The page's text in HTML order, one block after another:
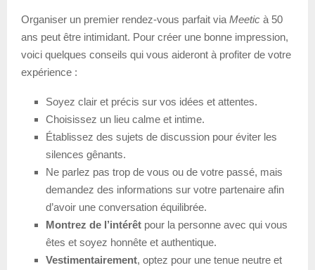
Organiser un premier rendez-vous parfait via Meetic à 50
ans peut être intimidant. Pour créer une bonne impression,
voici quelques conseils qui vous aideront à profiter de votre
expérience :
Soyez clair et précis sur vos idées et attentes.
Choisissez un lieu calme et intime.
Établissez des sujets de discussion pour éviter les
silences gênants.
Ne parlez pas trop de vous ou de votre passé, mais
demandez des informations sur votre partenaire afin
d’avoir une conversation équilibrée.
Montrez de l’intérêt pour la personne avec qui vous
êtes et soyez honnête et authentique.
Vestimentairement, optez pour une tenue neutre et